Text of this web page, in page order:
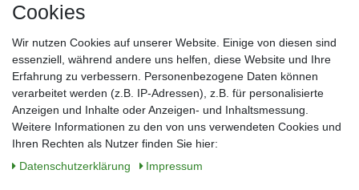
Nachname*
E-Mail*
Cookies
Wir nutzen Cookies auf unserer Website. Einige von diesen sind
essenziell, während andere uns helfen, diese Website und Ihre
Erfahrung zu verbessern. Personenbezogene Daten können
verarbeitet werden (z.B. IP-Adressen), z.B. für personalisierte
Anzeigen und Inhalte oder Anzeigen- und Inhaltsmessung.
Weitere Informationen zu den von uns verwendeten Cookies und
Ihren Rechten als Nutzer finden Sie hier:
Daten­schutz­erklärung
Impressum